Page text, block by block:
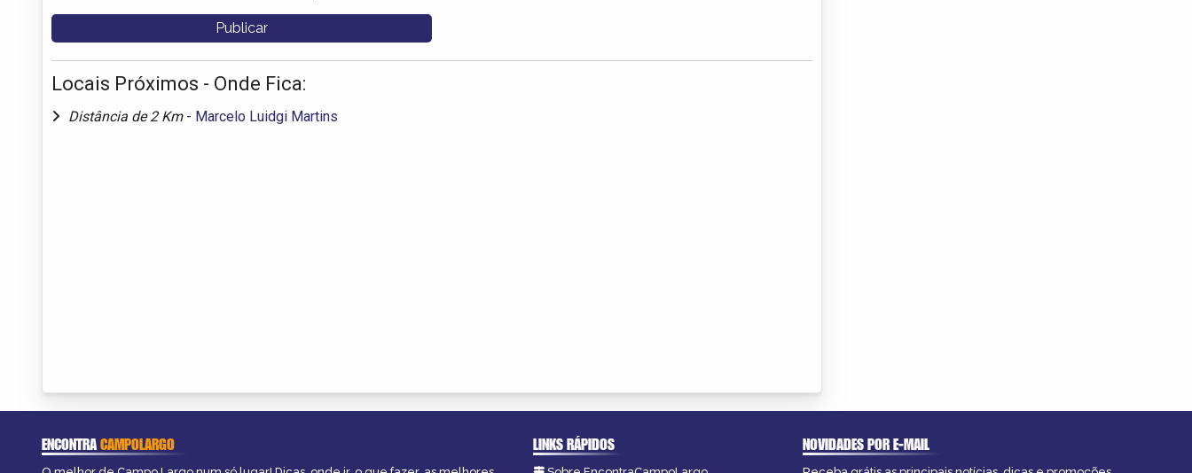
Locais Próximos - Onde Fica:
Distância de 2 Km - Marcelo Luidgi Martins
ENCONTRACAMPOLARGO LINKS RÁPIDOS NOVIDADES POR E-MAIL